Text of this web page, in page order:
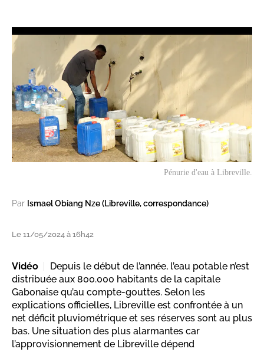
Pénurie d'eau à Libreville.
Par Ismael Obiang Nze (Libreville, correspondance)
Le 11/05/2024 à 16h42
Vidéo
Depuis le début de l’année, l’eau potable n’est
distribuée aux 800.000 habitants de la capitale
Gabonaise qu’au compte-gouttes. Selon les
explications officielles, Libreville est confrontée à un
net déficit pluviométrique et ses réserves sont au plus
bas. Une situation des plus alarmantes car
l’approvisionnement de Libreville dépend